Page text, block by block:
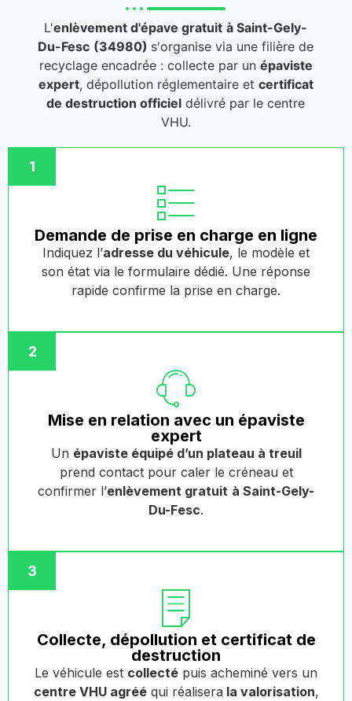
L'enlèvement d'épave gratuit à Saint-Gely-
Du-Fesc (34980) s'organise via une filière de
recyclage encadrée : collecte par un épaviste
expert, dépollution réglementaire et certificat
de destruction officiel délivré par le centre
VHU.
1
Demande de prise en charge en ligne
Indiquez l’adresse du véhicule, le modèle et
son état via le formulaire dédié. Une réponse
rapide confirme la prise en charge.
2
Mise en relation avec un épaviste
expert
Un épaviste équipé d’un plateau à treuil
prend contact pour caler le créneau et
confirmer l’enlèvement gratuit à Saint-Gely-
Du-Fesc.
3
Collecte, dépollution et certificat de
destruction
Le véhicule est collecté puis acheminé vers un
centre VHU agrééqui réalisera la valorisation,